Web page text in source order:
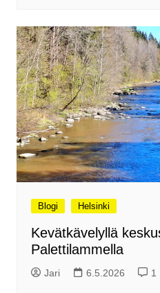
Blogi Helsinki
Kevätkävelyllä
Palettilammella
Jari 6.5.2026 1